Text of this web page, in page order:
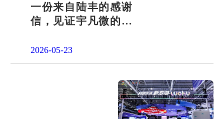
一份来自陆丰的感谢
信，见证宇凡微的社
2026-05-23